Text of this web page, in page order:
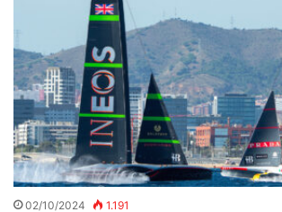
02/10/2024 1.191